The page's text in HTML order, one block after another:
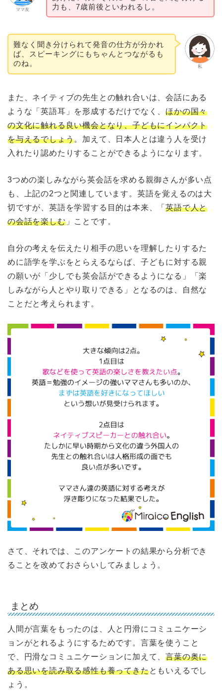
ママ友
力も、7歳前後といわれるし。
私
難なく聞き分けられて発音の仕方が分かれ
ば、スピーキングにもちゃんとつながるも
のね。
また、ネイティブの先生との触れ合いは、会話にある
ような「英語耳」を形成するだけでなく、ほかの国々
の文化に触れる良い機会となり、子どもにインパクト
を与えるでしょう。加えて、日本人とは違う人を受け
入れたり認めたりすることができるようになります。
3つめの楽しみながら英会話を求める親御さんが多い点
も、上記の2つと関連しています。英語を覚えるのは大
切ですが、英語を学習する目的は本来、「英語で人と
の会話を楽しむ」ことです。
自分の考えを伝えたり相手の思いを理解したりするた
めに語学を学ぶをとらえるならば、子どもに対する親
の願いが「少しでも英会話ができるようになる」「楽
しみながら人とやり取りできる」となるのは、自然な
ことだと考えられます。
さて、それでは、このアンケートの結果から分析でき
ることを改めておさらいしてみましょう。
まとめ
人間が言葉をもったのは、人と円滑にコミュニケーシ
ョンがとれるようにするためです。言葉を使うこと
で、円滑なコミュニケーションに加えて、言葉の奥に
ある思いを読み取る感性も養ってきたともいえるでし
ょう。